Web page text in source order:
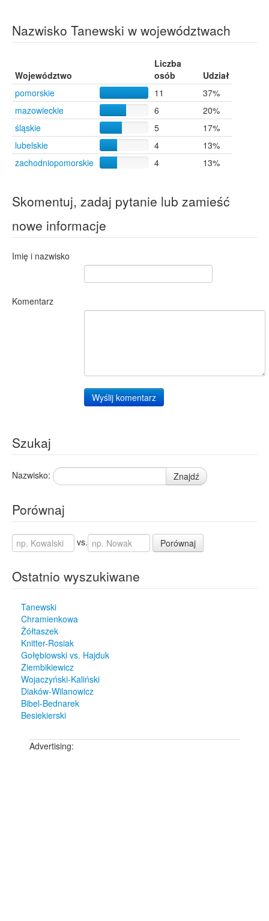
Nazwisko Tanewski w województwach
Województwo
Liczba
osób
Udział
pomorskie
11
37%
mazowieckie
6
20%
śląskie
5
17%
lubelskie
4
13%
zachodniopomorskie
4 13%
Skomentuj, zadaj pytanie lub zamieść
nowe informacje
Imię i nazwisko
Komentarz
Wyślij komentarz
Szukaj
Nazwisko: Znajdź
Porównaj
vs. Porównaj
Ostatnio wyszukiwane
Tanewski
Chramienkowa
Żółtaszek
Knitter-Rosiak
Gołębiowski vs. Hajduk
Ziembikiewicz
Wojaczyński-Kaliński
Diaków-Wilanowicz
Bibel-Bednarek
Besiekierski
Advertising: